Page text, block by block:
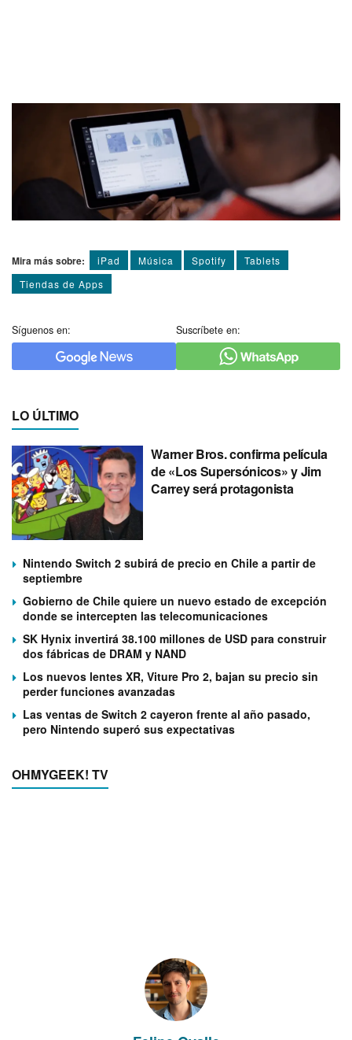
Mira más sobre: iPad Música Spotify
Tablets
Tiendas de Apps
Síguenos en: Suscríbete en:
LO ÚLTIMO
Warner Bros. confirma película
de «Los Supersónicos» y Jim
Carrey será protagonista
Nintendo Switch 2 subirá de precio en Chile a partir de
septiembre
Gobierno de Chile quiere un nuevo estado de excepción
donde se intercepten las telecomunicaciones
SK Hynix invertirá 38.100 millones de USD para construir
dos fábricas de DRAM y NAND
Los nuevos lentes XR, Viture Pro 2, bajan su precio sin
perder funciones avanzadas
Las ventas de Switch 2 cayeron frente al año pasado,
pero Nintendo superó sus expectativas
OHMYGEEK! TV